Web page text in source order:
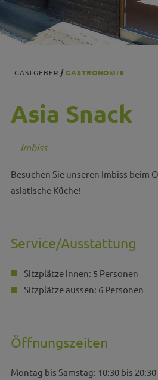
GASTGEBER GASTRONOMIE
Asia Snack
Imbiss
Besuchen Sie unseren Imbiss beim
asiatische Küche!
Service/Ausstattung
Sitzplätze innen: 5 Personen
Sitzplätze aussen: 6 Personen
Öffnungszeiten
Montag bis Samstag: 10:30 bis